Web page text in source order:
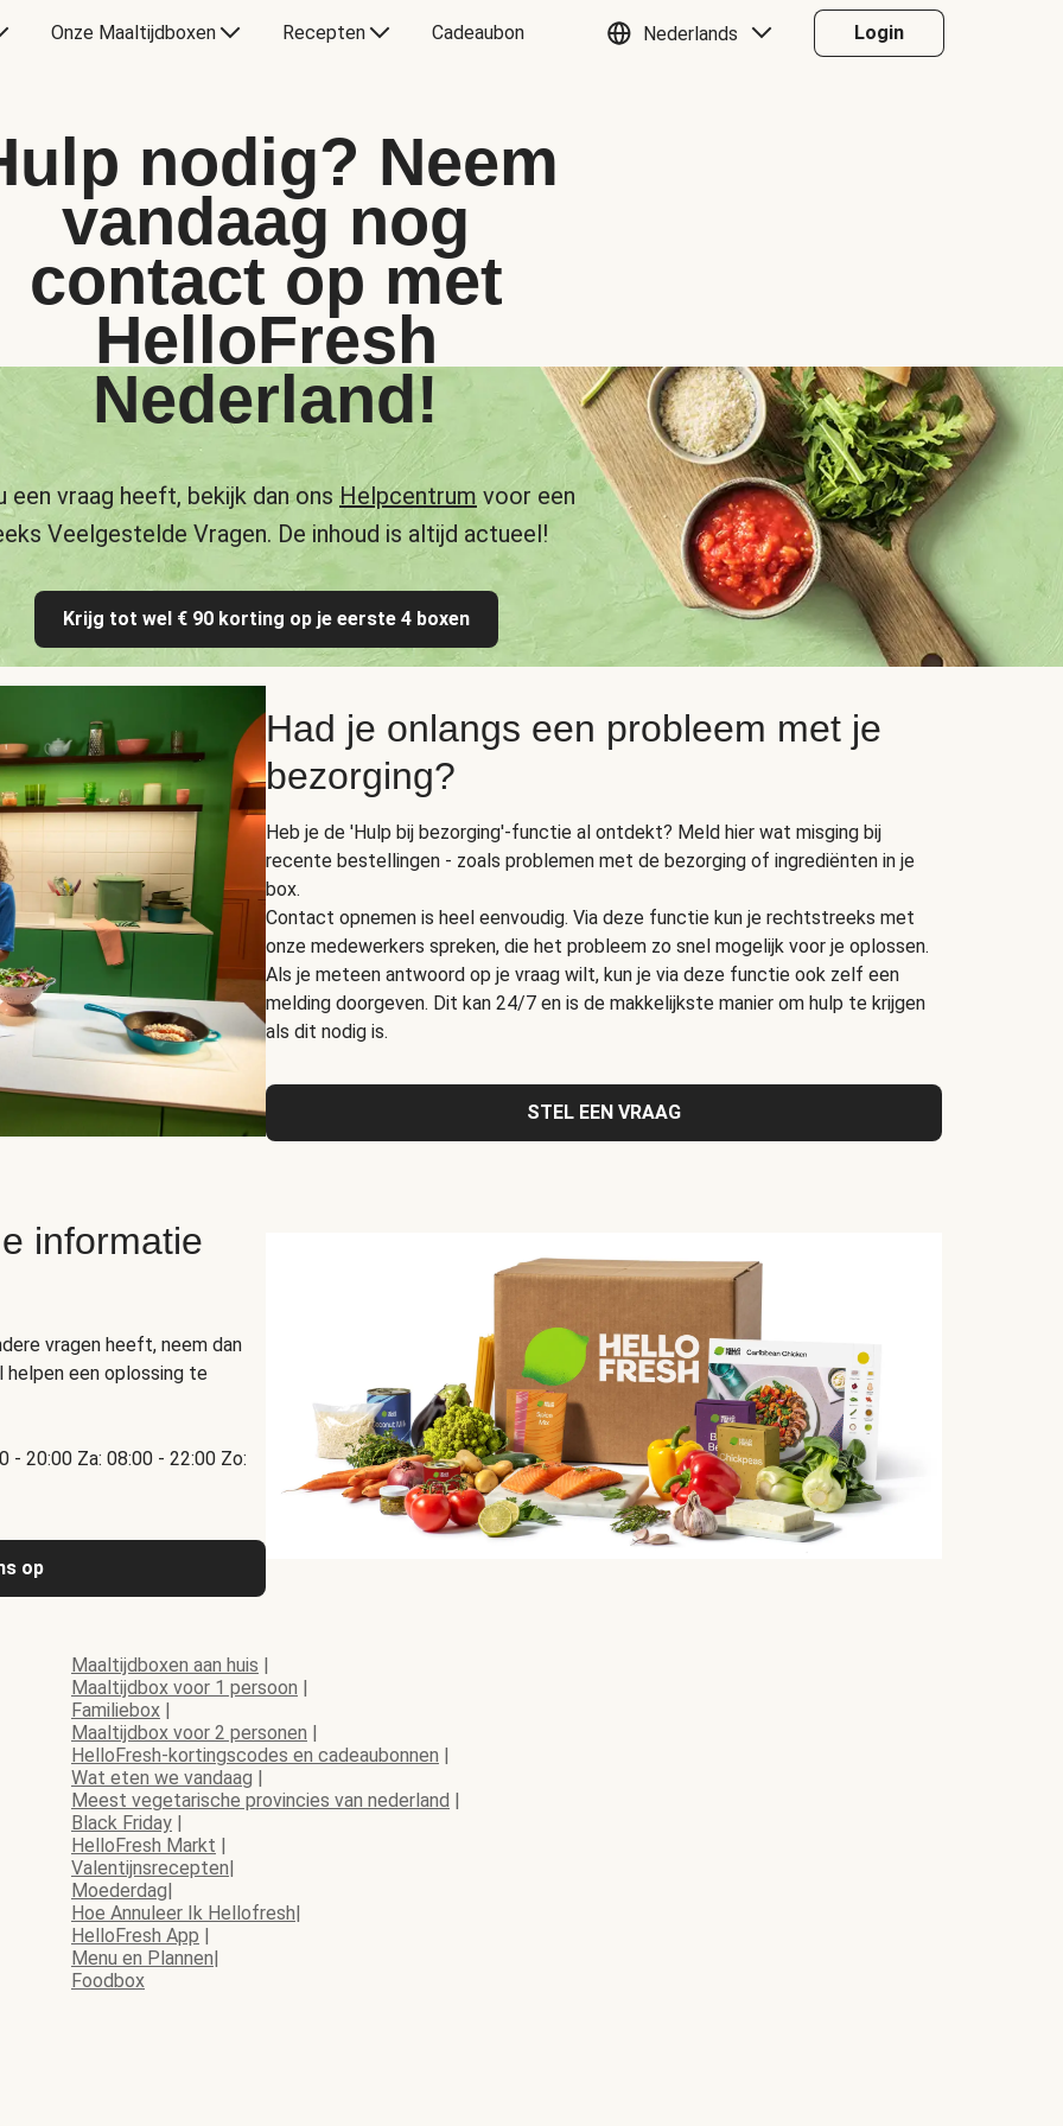
Onze Maaltijdboxen Recepten Cadeaubon Nederlands Login
nodig? Neem
vandaag nog
contact op met
HelloFresh
Nederland!
een vraag heeft, bekijk dan ons Helpcentrum voor een
Veelgestelde Vragen. De inhoud is altijd actueel!
Krijg tot wel € 90 korting op je eerste 4 boxen
Had je onlangs een probleem met je
bezorging?
Heb je de 'Hulp bij bezorging'-functie al ontdekt? Meld hier wat misging bij
recente bestellingen - zoals problemen met de bezorging of ingrediënten in je
box.
Contact opnemen is heel eenvoudig. Via deze functie kun je rechtstreeks met
onze medewerkers spreken, die het probleem zo snel mogelijk voor je oplossen.
Als je meteen antwoord op je vraag wilt, kun je via deze functie ook zelf een
melding doorgeven. Dit kan 24/7 en is de makkelijkste manier om hulp te krijgen
als dit nodig is.
STEL EEN VRAAG
informatie
vragen heeft, neem dan
een oplossing te
- 20:00 Za: 08:00 - 22:00 Zo:
op
Maaltijdboxen aan huis |
Maaltijdbox voor 1 persoon |
Familiebox |
Maaltijdbox voor 2 personen |
HelloFresh-kortingscodes en cadeaubonnen |
Wat eten we vandaag |
Meest vegetarische provincies van nederland |
Black Friday |
HelloFresh Markt |
Valentijnsrecepten|
Moederdag|
Hoe Annuleer Ik Hellofresh|
HelloFresh App |
Menu en Plannen|
Foodbox